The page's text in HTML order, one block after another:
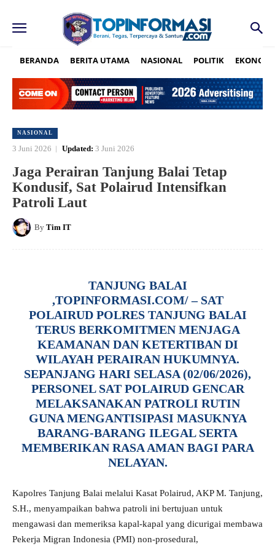
BERANDA BERITA UTAMA NASIONAL POLITIK EKONOMI
NASIONAL
3 Juni 2026 Updated: 3 Juni 2026
Jaga Perairan Tanjung Balai Tetap
Kondusif, Sat Polairud Intensifkan
Patroli Laut
By Tim IT
TANJUNG BALAI
,TOPINFORMASI.COM/– SAT
POLAIRUD POLRES TANJUNG BALAI
TERUS BERKOMITMEN MENJAGA
KEAMANAN DAN KETERTIBAN DI
WILAYAH PERAIRAN HUKUMNYA.
SEPANJANG HARI SELASA (02/06/2026),
PERSONEL SAT POLAIRUD GENCAR
MELAKSANAKAN PATROLI RUTIN
GUNA MENGANTISIPASI MASUKNYA
BARANG-BARANG ILEGAL SERTA
MEMBERIKAN RASA AMAN BAGI PARA
NELAYAN.
Kapolres Tanjung Balai melalui Kasat Polairud, AKP M. Tanjung,
S.H., menyampaikan bahwa patroli ini bertujuan untuk
mengawasi dan memeriksa kapal-kapal yang dicurigai membawa
Pekerja Migran Indonesia (PMI) non-prosedural,